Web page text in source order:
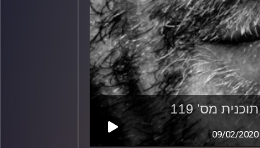
תוכנית מס' 119
09/02/2020